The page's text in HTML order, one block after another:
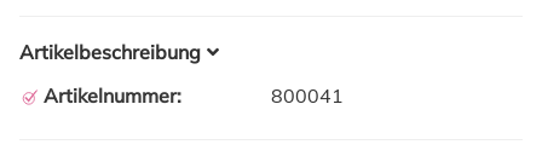
Artikelbeschreibung
Artikelnummer:
800041